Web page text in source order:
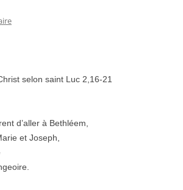
selon saint Luc 2,16-21
d’aller à Bethléem,
et Joseph,